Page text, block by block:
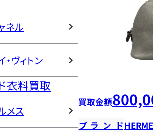
ネル
・ヴィトン
衣料買取
メス
買取金額
ブランド